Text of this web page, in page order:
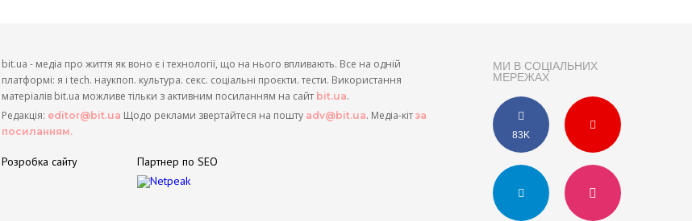
МИ В СОЦІАЛЬНИХ
МЕРЕЖАХ
83K
bit.ua - медіа про життя як воно є і технології, що на нього впливають. Все на одній
платформі: я і tech. наукпоп. культура. секс. соціальні проєкти. тести. Використання
матеріалів bit.ua можливе тільки з активним посиланням на сайт bit.ua.
Редакція: editor@bit.ua Щодо реклами звертайтеся на пошту adv@bit.ua. Медіа-кіт за
посиланням.
Розробка сайту Партнер по SEO